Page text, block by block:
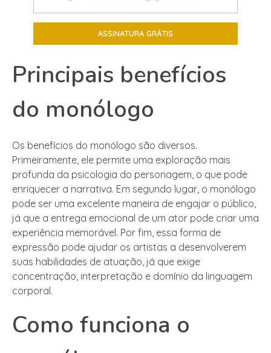
Principais benefícios
do monólogo
Os benefícios do monólogo são diversos.
Primeiramente, ele permite uma exploração mais
profunda da psicologia do personagem, o que pode
enriquecer a narrativa. Em segundo lugar, o monólogo
pode ser uma excelente maneira de engajar o público,
já que a entrega emocional de um ator pode criar uma
experiência memorável. Por fim, essa forma de
expressão pode ajudar os artistas a desenvolverem
suas habilidades de atuação, já que exige
concentração, interpretação e domínio da linguagem
corporal.
Como funciona o